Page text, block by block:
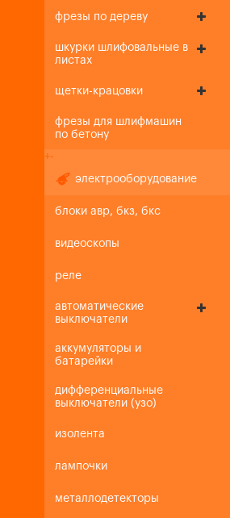
фрезы по дереву
шкурки шлифовальные в
листах
щетки-крацовки
фрезы для шлифмашин
по бетону
+-
электрооборудование
блоки авр, бкз, бкс
видеоскопы
реле
автоматические
выключатели
аккумуляторы и
батарейки
дифференциальные
выключатели (узо)
изолента
лампочки
металлодетекторы